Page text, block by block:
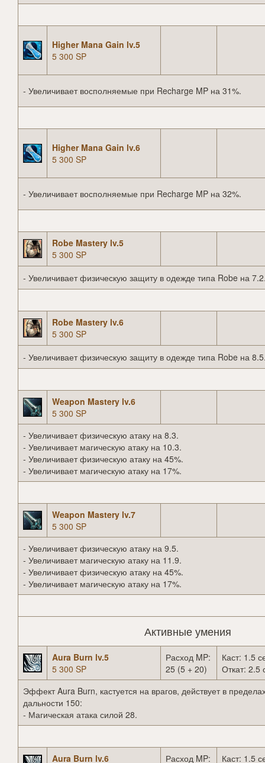
Higher Mana Gain lv.5
5 300 SP
- Увеличивает восполняемые при Recharge MP на 31%.
Higher Mana Gain lv.6
5 300 SP
- Увеличивает восполняемые при Recharge MP на 32%.
Robe Mastery lv.5
5 300 SP
- Увеличивает физическую защиту в одежде типа Robe на
Robe Mastery lv.6
5 300 SP
- Увеличивает физическую защиту в одежде типа Robe на
Weapon Mastery lv.6
5 300 SP
- Увеличивает физическую атаку на 8.3.
- Увеличивает магическую атаку на 10.3.
- Увеличивает физическую атаку на 45%.
- Увеличивает магическую атаку на 17%.
Weapon Mastery lv.7
5 300 SP
- Увеличивает физическую атаку на 9.5.
- Увеличивает магическую атаку на 11.9.
- Увеличивает физическую атаку на 45%.
- Увеличивает магическую атаку на 17%.
Активные умения
Aura Burn lv.5
5 300 SP
Расход MP:
25 (5 + 20)
Каст: 1.5
Откат: 2.5
Эффект Aura Burn, кастуется на врагов, действует в
дальности 150:
- Магическая атака силой 28.
Aura Burn lv.6 Расход MP: Каст: 1.5